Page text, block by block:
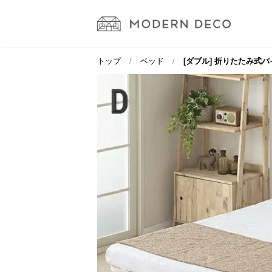
トップ ベッド [ダブル] 折りたたみ式パ